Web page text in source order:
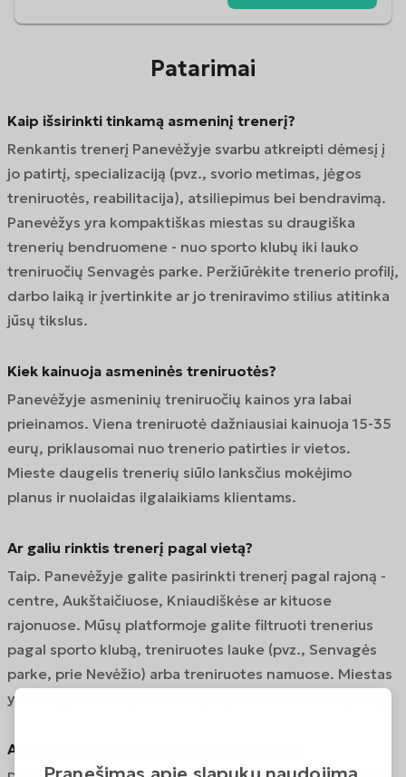
Patarimai
Kaip išsirinkti tinkamą asmeninį trenerį?
Renkantis trenerį Panevėžyje svarbu atkreipti dėmesį į
jo patirtį, specializaciją (pvz., svorio metimas, jėgos
treniruotės, reabilitacija), atsiliepimus bei bendravimą.
Panevėžys yra kompaktiškas miestas su draugiška
trenerių bendruomene - nuo sporto klubų iki lauko
treniruočių Senvagės parke. Peržiūrėkite trenerio profilį,
darbo laiką ir įvertinkite ar jo treniravimo stilius atitinka
jūsų tikslus.
Kiek kainuoja asmeninės treniruotės?
Panevėžyje asmeninių treniruočių kainos yra labai
prieinamos. Viena treniruotė dažniausiai kainuoja 15-35
eurų, priklausomai nuo trenerio patirties ir vietos.
Mieste daugelis trenerių siūlo lanksčius mokėjimo
planus ir nuolaidas ilgalaikiams klientams.
Ar galiu rinktis trenerį pagal vietą?
Taip. Panevėžyje galite pasirinkti trenerį pagal rajoną -
centre, Aukštaičiuose, Kniaudiškėse ar kituose
rajonuose. Mūsų platformoje galite filtruoti trenerius
pagal sporto klubą, treniruotes lauke (pvz., Senvagės
parke, prie Nevėžio) arba treniruotes namuose. Miestas
yra kompaktiškas, todėl lengva pasiekti bet kurią vietą.
Ar asmeninis treneris padeda su mityba?